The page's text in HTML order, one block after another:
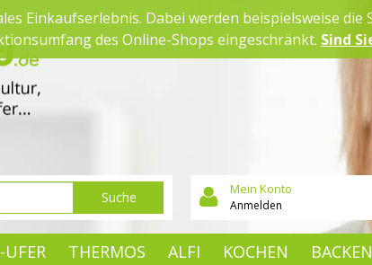
Einkaufserlebnis. Dabei werden beispielsweise
des Online-Shops eingeschränkt. Sind
Mein Konto
Anmelden
UFER THERMOS ALFI KOCHEN BACKEN
Suche